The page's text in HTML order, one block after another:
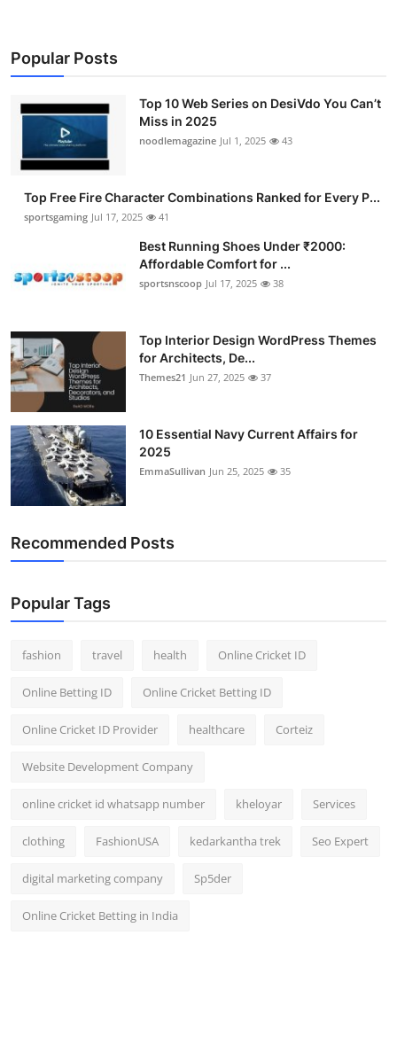
Popular Posts
Top 10 Web Series on DesiVdo You Can’t
Miss in 2025
noodlemagazine Jul 1, 2025 43
Top Free Fire Character Combinations Ranked for Every P...
sportsgaming Jul 17, 2025 41
Best Running Shoes Under ₹2000:
Affordable Comfort for ...
sportsnscoop Jul 17, 2025 38
Top Interior Design WordPress Themes
for Architects, De...
Themes21 Jun 27, 2025 37
10 Essential Navy Current Affairs for
2025
EmmaSullivan Jun 25, 2025 35
Recommended Posts
Popular Tags
fashion travel health Online Cricket ID
Online Betting ID Online Cricket Betting ID
Online Cricket ID Provider healthcare Corteiz
Website Development Company
online cricket id whatsapp number kheloyar Services
clothing FashionUSA kedarkantha trek Seo Expert
digital marketing company Sp5der
Online Cricket Betting in India